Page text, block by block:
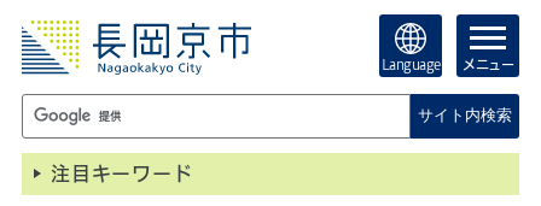
Language メニュー
サイト内検索
注目キーワード